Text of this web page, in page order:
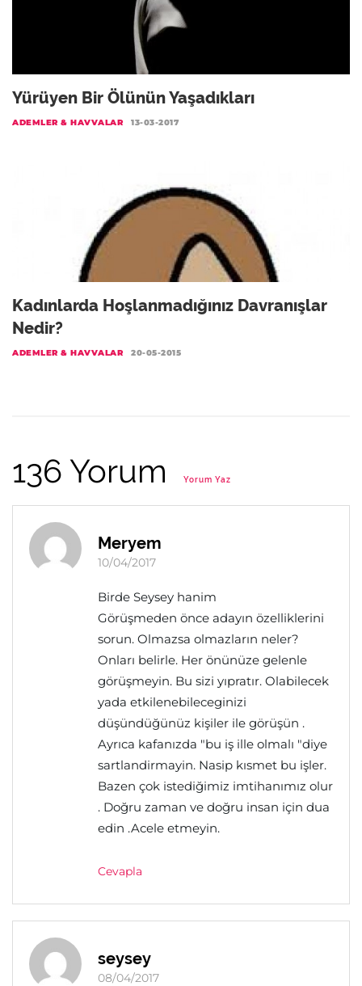
Yürüyen Bir Ölünün Yaşadıkları
ADEMLER & HAVVALAR 13-03-2017
Kadınlarda Hoşlanmadığınız Davranışlar
Nedir?
ADEMLER & HAVVALAR 20-05-2015
136 Yorum Yorum Yaz
Meryem
10/04/2017
Birde Seysey hanim
Görüşmeden önce adayın özelliklerini
sorun. Olmazsa olmazların neler?
Onları belirle. Her önünüze gelenle
görüşmeyin. Bu sizi yıpratır. Olabilecek
yada etkilenebileceginizi
düşündüğünüz kişiler ile görüşün .
Ayrıca kafanızda "bu iş ille olmalı "diye
sartlandirmayin. Nasip kısmet bu işler.
Bazen çok istediğimiz imtihanımız olur
. Doğru zaman ve doğru insan için dua
edin .Acele etmeyin.
Cevapla
seysey
08/04/2017